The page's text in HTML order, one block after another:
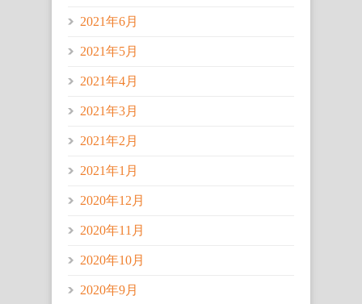
2021年6月
2021年5月
2021年4月
2021年3月
2021年2月
2021年1月
2020年12月
2020年11月
2020年10月
2020年9月